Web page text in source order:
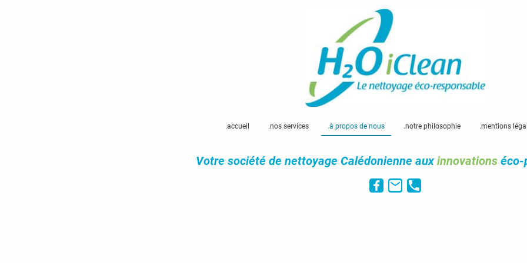
.accueil .nos services .à propos de nous .notre philosophie .mentions
Votre société de nettoyage Calédonienne auxinnovationséco-